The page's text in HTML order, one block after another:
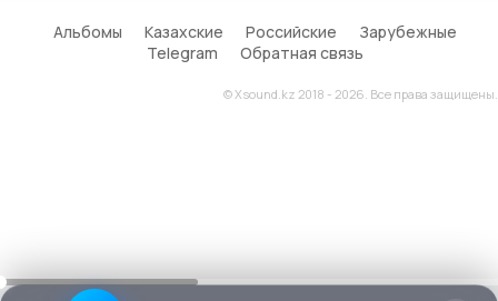
Альбомы Казахские Российские
Зарубежные
Telegram
Обратная связь
© Xsound.kz 2018 - 2026. Все права защищены.